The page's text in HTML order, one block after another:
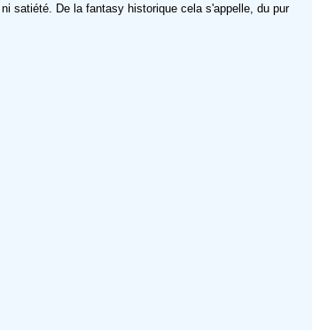
satiété. De la fantasy historique cela s'appelle, du pur